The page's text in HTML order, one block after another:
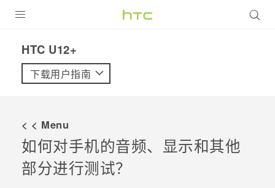
VIVE
支持帮助
在线客服
HTC U12+‎
下载用户指南
< < Menu
如何对手机的音频、显示和其他
部分进行测试？